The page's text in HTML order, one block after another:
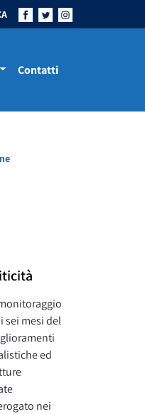
Contatti
sei mesi del
ed
nei